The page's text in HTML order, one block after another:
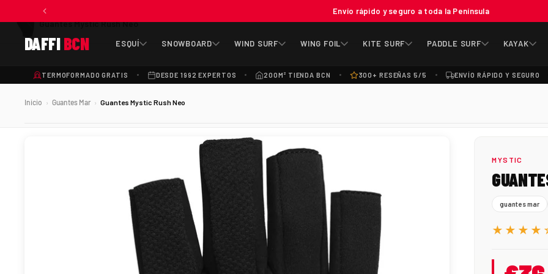
Envío rápido y seguro a toda la Península
DAFFIBCN ESQUÍ SNOWBOARD WIND SURF WING FOIL KITE SURF PADDLE SURF KAYAK
TERMOFORMADO GRATIS DESDE 1992 EXPERTOS 200M² TIENDA BCN 300+ RESEÑAS 5/5 ENVÍO RÁPIDO Y SEGURO
Guantes Mystic Rush Neo
Inicio › Guantes Mar › Guantes Mystic Rush Neo
MYSTIC
guantes mar